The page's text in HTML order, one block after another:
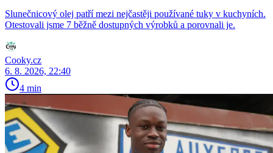
Slunečnicový olej patří mezi nejčastěji používané tuky v kuchyních.
Otestovali jsme 7 běžně dostupných výrobků a porovnali je.
Cooky.cz
6. 8. 2026, 22:40
4 min